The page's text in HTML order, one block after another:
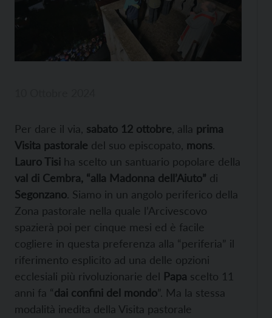
Per dare il via, sabato 12 ottobre , alla prima
Visita pastorale del suo episcopato, mons.
Lauro Tisi ha scelto un santuario popolare della
val di Cembra, “alla Madonna dell’Aiuto” di
Segonzano. Siamo in un angolo periferico della
Zona pastorale nella quale l’Arcivescovo
spazierà poi per cinque mesi ed è facile
cogliere in questa preferenza alla “periferia” il
riferimento esplicito ad una delle opzioni
ecclesiali più rivoluzionarie del Papa scelto 11
anni fa “dai confini del mondo”. Ma la stessa
modalità inedita della Visita pastorale